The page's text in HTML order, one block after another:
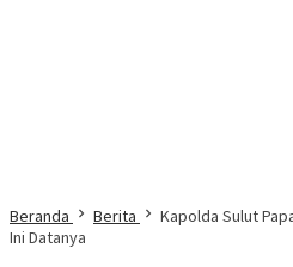
Beranda Berita
Kapolda Sulut
Ini Datanya